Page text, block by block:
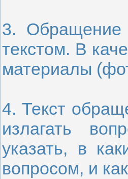
3. Обращение
текстом. В
материалы
4. Текст
излагать
указать, в
вопросом, и